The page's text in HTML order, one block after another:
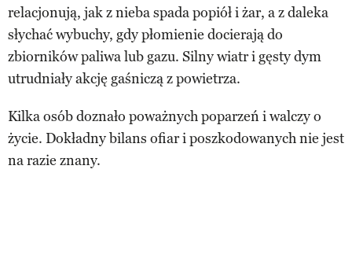
relacjonują, jak z nieba spada popiół i żar, a z daleka
słychać wybuchy, gdy płomienie docierają do
zbiorników paliwa lub gazu. Silny wiatr i gęsty dym
utrudniały akcję gaśniczą z powietrza.
Kilka osób doznało poważnych poparzeń i walczy o
życie. Dokładny bilans ofiar i poszkodowanych nie jest
na razie znany.